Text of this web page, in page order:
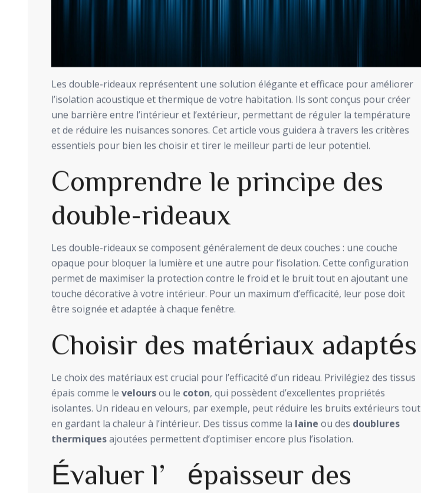
Les double-rideaux représentent une solution élégante et efficace pour améliorer
l’isolation acoustique et thermique de votre habitation. Ils sont conçus pour créer
une barrière entre l’intérieur et l’extérieur, permettant de réguler la température
et de réduire les nuisances sonores. Cet article vous guidera à travers les critères
essentiels pour bien les choisir et tirer le meilleur parti de leur potentiel.
Comprendre le principe des
double-rideaux
Les double-rideaux se composent généralement de deux couches : une couche
opaque pour bloquer la lumière et une autre pour l’isolation. Cette configuration
permet de maximiser la protection contre le froid et le bruit tout en ajoutant une
touche décorative à votre intérieur. Pour un maximum d’efficacité, leur pose doit
être soignée et adaptée à chaque fenêtre.
Choisir des matériaux adaptés
Le choix des matériaux est crucial pour l’efficacité d’un rideau. Privilégiez des tissus
épais comme le veloursou le coton, qui possèdent d’excellentes propriétés
isolantes. Un rideau en velours, par exemple, peut réduire les bruits extérieurs tout
en gardant la chaleur à l’intérieur. Des tissus comme la laine ou des doublures
thermiquesajoutées permettent d’optimiser encore plus l’isolation.
Évaluer l’épaisseur des